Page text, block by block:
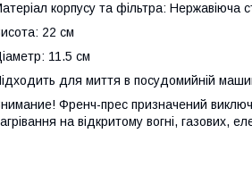
корпусу та фільтра: Нержавіюча
22 см
11.5 см
для миття в посудомийній
Френч-прес призначений
на відкритому вогні, газових,